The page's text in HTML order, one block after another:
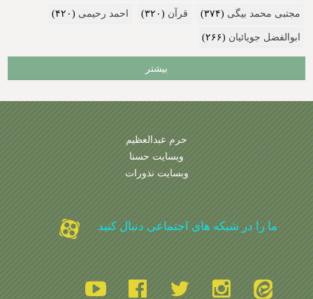
مجتبی محمد بیگی (۳۷۴) قرآن (۳۲۰) احمد رحیمی (۴۲۰)
ابوالفضل جویائیان (۲۶۶)
بیشتر
حرم عبدالعظیم
وبسایت حسنا
وبسایت نذورات
ما را در شبکه های اجتماعی دنبال کنید